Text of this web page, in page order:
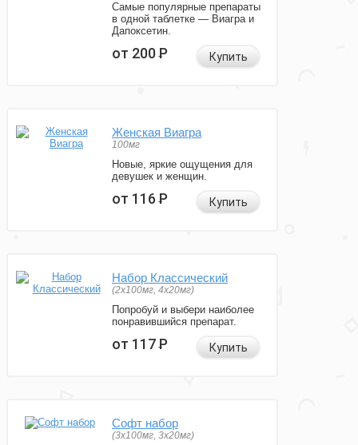
Самые популярные препараты
в одной таблетке — Виагра и
Дапоксетин.
от 200Р Купить
Женская Виагра
100мг
Новые, яркие ощущения для
девушек и женщин.
от 116Р Купить
Набор Классический
(2x100мг, 4x20мг)
Попробуй и выбери наиболее
понравившийся препарат.
от 117Р Купить
Софт набор
(3x100мг, 3x20мг)